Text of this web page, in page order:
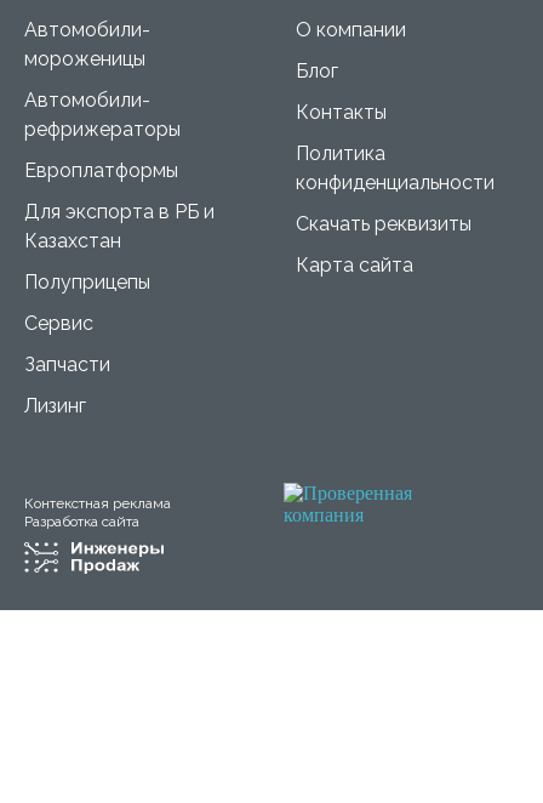
Автомобили-
мороженицы
Автомобили-
рефрижераторы
Европлатформы
Для экспорта в РБ и
Казахстан
Полуприцепы
Сервис
Запчасти
Лизинг
О компании
Блог
Контакты
Политика
конфиденциальности
Скачать реквизиты
Карта сайта
Разработка сайта
Контекстная реклама